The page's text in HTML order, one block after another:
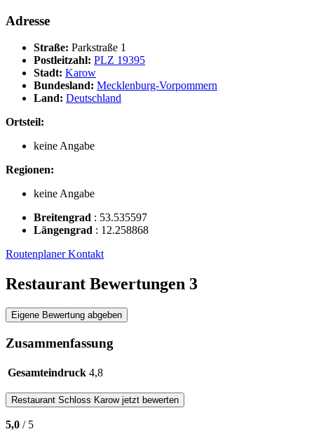
Adresse
Straße: Parkstraße 1
Postleitzahl: PLZ 19395
Stadt: Karow
Bundesland: Mecklenburg-Vorpommern
Land: Deutschland
Ortsteil:
keine Angabe
Regionen:
keine Angabe
Breitengrad : 53.535597
Längengrad : 12.258868
RoutenplanerKontakt
Restaurant Bewertungen 3
Eigene Bewertung abgeben
Zusammenfassung
Gesamteindruck 4,8
Restaurant Schloss Karowjetzt bewerten
5,0 / 5